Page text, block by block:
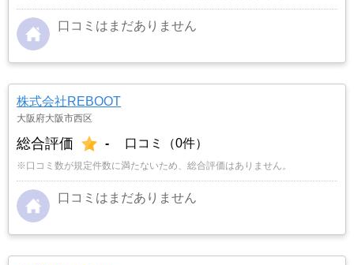
口コミはまだありません
株式会社REBOOT
大阪府大阪市西区
総合評価 - 口コミ（0件）
※口コミ数が規定件数に満たないため、総合評価はありません。
口コミはまだありません